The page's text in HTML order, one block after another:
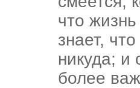
что
знает,
никуда; и
более